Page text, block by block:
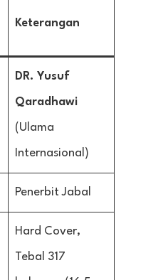
Keterangan
DR. Yusuf
Qaradhawi
(Ulama
Internasional)
Penerbit Jabal
Hard Cover,
Tebal 317